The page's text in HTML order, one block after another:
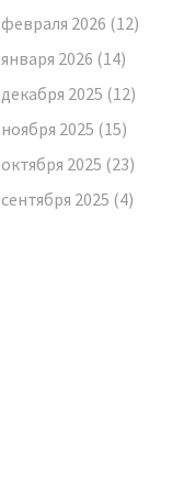
февраля 2026 (12)
января 2026 (14)
декабря 2025 (12)
ноября 2025 (15)
октября 2025 (23)
сентября 2025 (4)